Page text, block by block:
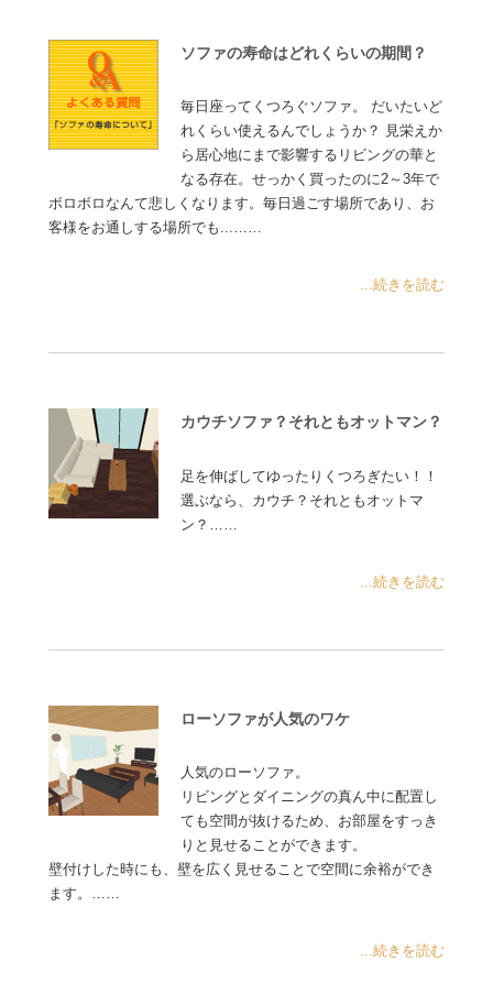
ソファの寿命はどれくらいの期間？
毎日座ってくつろぐソファ。 だいたいど
れくらい使えるんでしょうか？ 見栄えか
ら居心地にまで影響するリビングの華と
なる存在。せっかく買ったのに2～3年で
ボロボロなんて悲しくなります。毎日過ごす場所であり、お
客様をお通しする場所でも...……
...続きを読む
カウチソファ？それともオットマン？
足を伸ばしてゆったりくつろぎたい！！
選ぶなら、カウチ？それともオットマ
ン？……
...続きを読む
ローソファが人気のワケ
人気のローソファ。
リビングとダイニングの真ん中に配置し
ても空間が抜けるため、お部屋をすっき
りと見せることができます。
壁付けした時にも、壁を広く見せることで空間に余裕ができ
ます。……
...続きを読む